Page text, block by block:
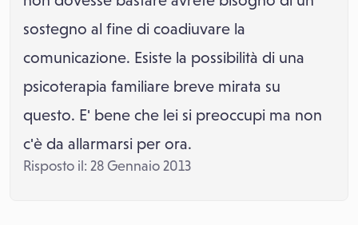
sostegno al fine di coadiuvare la
comunicazione. Esiste la possibilità di una
psicoterapia familiare breve mirata su
questo. E' bene che lei si preoccupi ma non
c'è da allarmarsi per ora.
Risposto il: 28 Gennaio 2013